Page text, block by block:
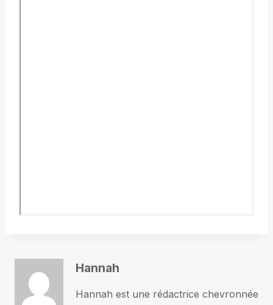
Hannah
Hannah est une rédactrice chevronnée